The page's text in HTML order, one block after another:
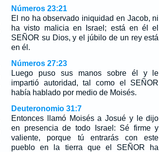
Números 23:21
El no ha observado iniquidad en Jacob, ni
ha visto malicia en Israel; está en él el
SEÑOR su Dios, y el júbilo de un rey está
en él.
Números 27:23
Luego puso sus manos sobre él y le
impartió autoridad, tal como el SEÑOR
había hablado por medio de Moisés.
Deuteronomio 31:7
Entonces llamó Moisés a Josué y le dijo
en presencia de todo Israel: Sé firme y
valiente, porque tú entrarás con este
pueblo en la tierra que el SEÑOR ha